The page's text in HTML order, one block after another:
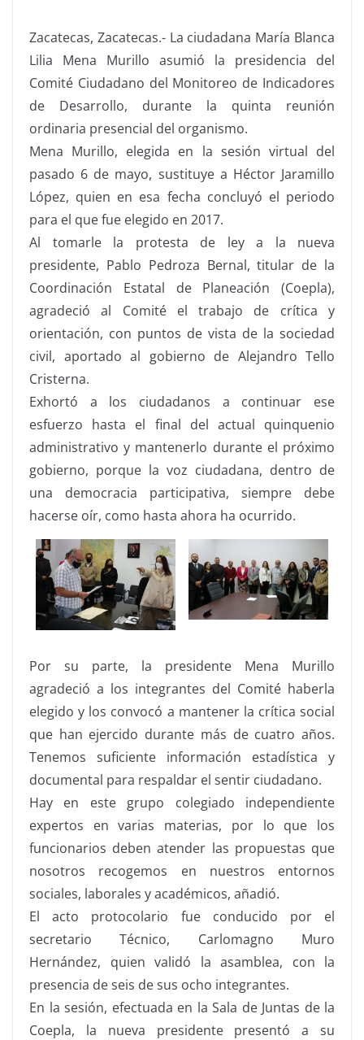
Zacatecas, Zacatecas.- La ciudadana María Blanca
Lilia Mena Murillo asumió la presidencia del
Comité Ciudadano del Monitoreo de Indicadores
de Desarrollo, durante la quinta reunión
ordinaria presencial del organismo.
Mena Murillo, elegida en la sesión virtual del
pasado 6 de mayo, sustituye a Héctor Jaramillo
López, quien en esa fecha concluyó el periodo
para el que fue elegido en 2017.
Al tomarle la protesta de ley a la nueva
presidente, Pablo Pedroza Bernal, titular de la
Coordinación Estatal de Planeación (Coepla),
agradeció al Comité el trabajo de crítica y
orientación, con puntos de vista de la sociedad
civil, aportado al gobierno de Alejandro Tello
Cristerna.
Exhortó a los ciudadanos a continuar ese
esfuerzo hasta el final del actual quinquenio
administrativo y mantenerlo durante el próximo
gobierno, porque la voz ciudadana, dentro de
una democracia participativa, siempre debe
hacerse oír, como hasta ahora ha ocurrido.
Por su parte, la presidente Mena Murillo
agradeció a los integrantes del Comité haberla
elegido y los convocó a mantener la crítica social
que han ejercido durante más de cuatro años.
Tenemos suficiente información estadística y
documental para respaldar el sentir ciudadano.
Hay en este grupo colegiado independiente
expertos en varias materias, por lo que los
funcionarios deben atender las propuestas que
nosotros recogemos en nuestros entornos
sociales, laborales y académicos, añadió.
El acto protocolario fue conducido por el
secretario Técnico, Carlomagno Muro
Hernández, quien validó la asamblea, con la
presencia de seis de sus ocho integrantes.
En la sesión, efectuada en la Sala de Juntas de la
Coepla, la nueva presidente presentó a su